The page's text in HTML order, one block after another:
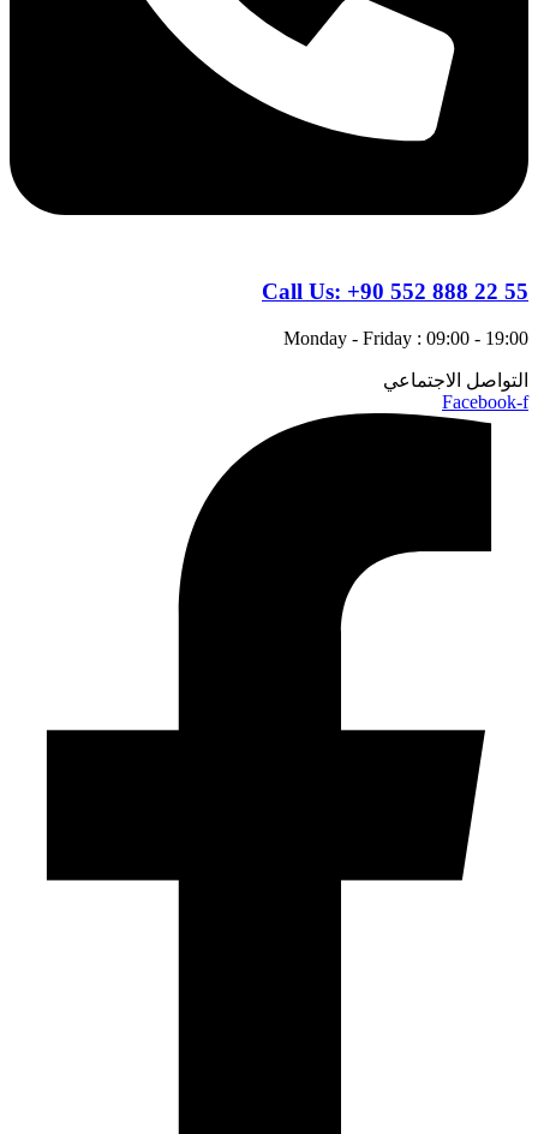
Call Us: +90 552 888 22 55
Monday - Friday : 09:00 - 19:00
التواصل الاجتماعي
Facebook-f